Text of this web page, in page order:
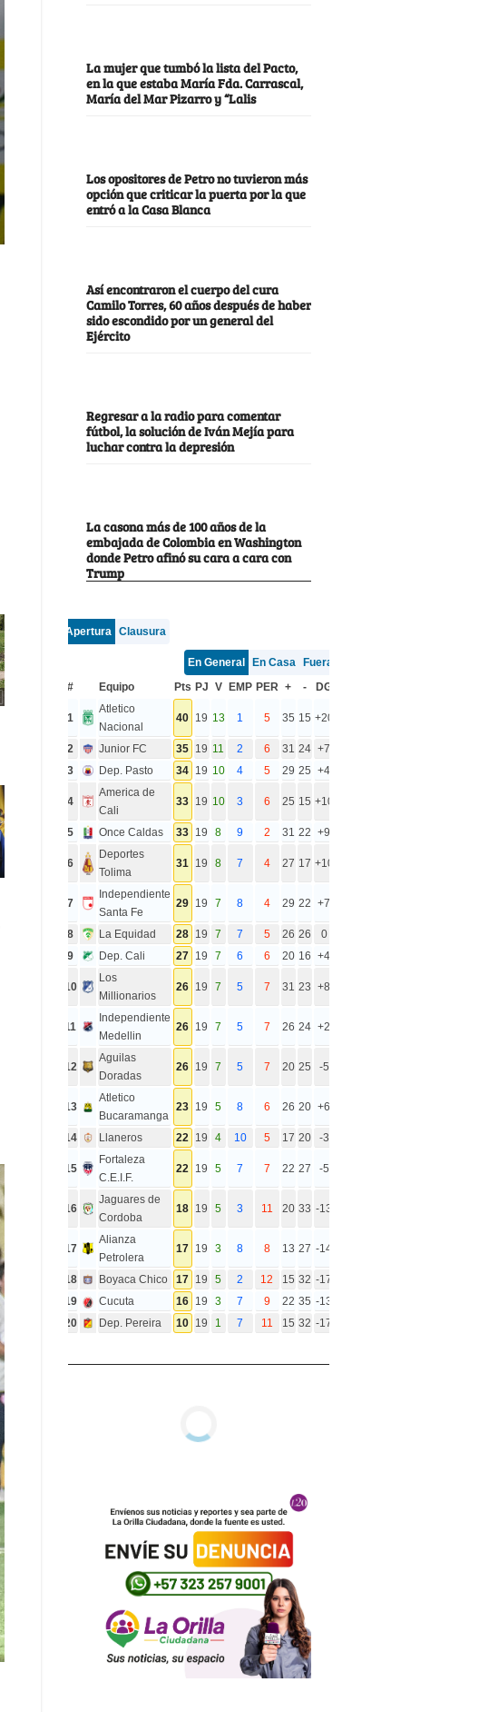
La mujer que tumbó la lista del Pacto,
en la que estaba María Fda. Carrascal,
María del Mar Pizarro y “Lalis
Los opositores de Petro no tuvieron más
opción que criticar la puerta por la que
entró a la Casa Blanca
Así encontraron el cuerpo del cura
Camilo Torres, 60 años después de haber
sido escondido por un general del
Ejército
Regresar a la radio para comentar
fútbol, la solución de Iván Mejía para
luchar contra la depresión
La casona más de 100 años de la
embajada de Colombia en Washington
donde Petro afinó su cara a cara con
Trump
Apertura Clausura
En General En Casa
Fuera
#
Equipo Pts PJ V EMP PER + - DG
1
Atletico
Nacional
40 19 13 1 5 35 15 +20
2 Junior FC 35 19 11 2 6 31 24 +7
3
Dep. Pasto 34 19 10 4 5 29 25 +4
4
America de
Cali
33 19 10 3 6 25 15 +10
5 Once Caldas 33 19 8 9 2 31 22 +9
6
Deportes
Tolima
31 19 8 7 4 27 17 +10
7
Independiente
Santa Fe
29 19 7 8 4 29 22 +7
8 La Equidad 28 19 7 7 5 26 26
0
9
Dep. Cali 27 19 7 6 6 20 16 +4
10
Los
Millionarios
26 19 7 5 7 31 23 +8
11
Independiente
Medellin
26 19 7 5 7 26 24 +2
12
Aguilas
Doradas
26 19 7 5 7 20 25 -5
13
Atletico
Bucaramanga
23 19 5 8 6 26 20 +6
14 Llaneros 22 19 4 10 5 17 20 -3
15
Fortaleza
C.E.I.F.
22 19 5 7 7 22 27 -5
16
Jaguares de
Cordoba
18 19 5 3 11 20 33 -13
17
Alianza
Petrolera
17 19 3 8 8 13 27 -14
18 Boyaca Chico 17 19 5 2 12 15 32 -17
19
Cucuta 16 19 3 7 9 22 35 -13
20
Dep. Pereira 10 19 1 7 11 15 32 -17